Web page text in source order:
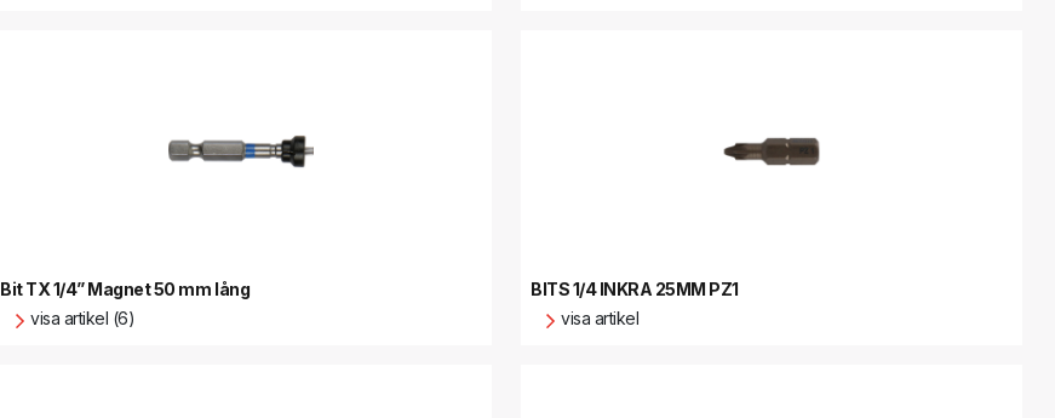
Bit TX 1/4” Magnet 50 mm lång
visa artikel (6)
BITS 1/4 INKRA 25MM PZ1
visa artikel